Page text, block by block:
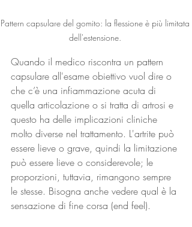
Pattern capsulare del gomito: la flessione è più limitata
dell'estensione.
Quando il medico riscontra un pattern
capsulare all'esame obiettivo vuol dire o
che c’è una infiammazione acuta di
quella articolazione o si tratta di artrosi e
questo ha delle implicazioni cliniche
molto diverse nel trattamento. L'artrite può
essere lieve o grave, quindi la limitazione
può essere lieve o considerevole; le
proporzioni, tuttavia, rimangono sempre
le stesse. Bisogna anche vedere qual è la
sensazione di fine corsa (end feel).